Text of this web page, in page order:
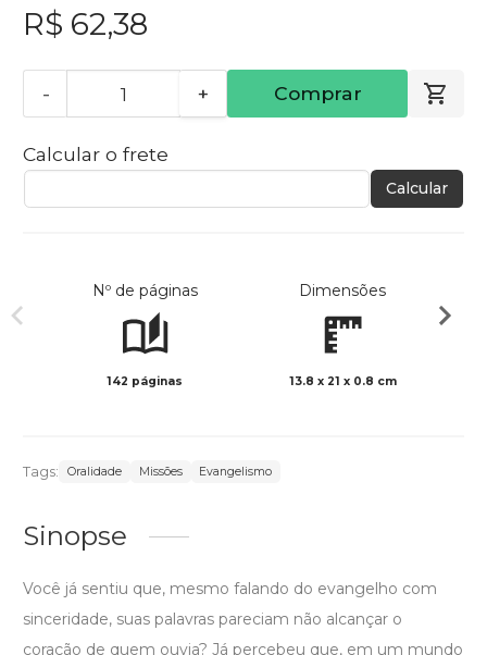
R$ 62,38
- + Comprar
Calcular o frete
Calcular
Nº de páginas
142 páginas
Dimensões
13.8 x 21 x 0.8 cm
Tags: Oralidade Missões Evangelismo
Sinopse
Você já sentiu que, mesmo falando do evangelho com
sinceridade, suas palavras pareciam não alcançar o
coração de quem ouvia? Já percebeu que, em um mundo